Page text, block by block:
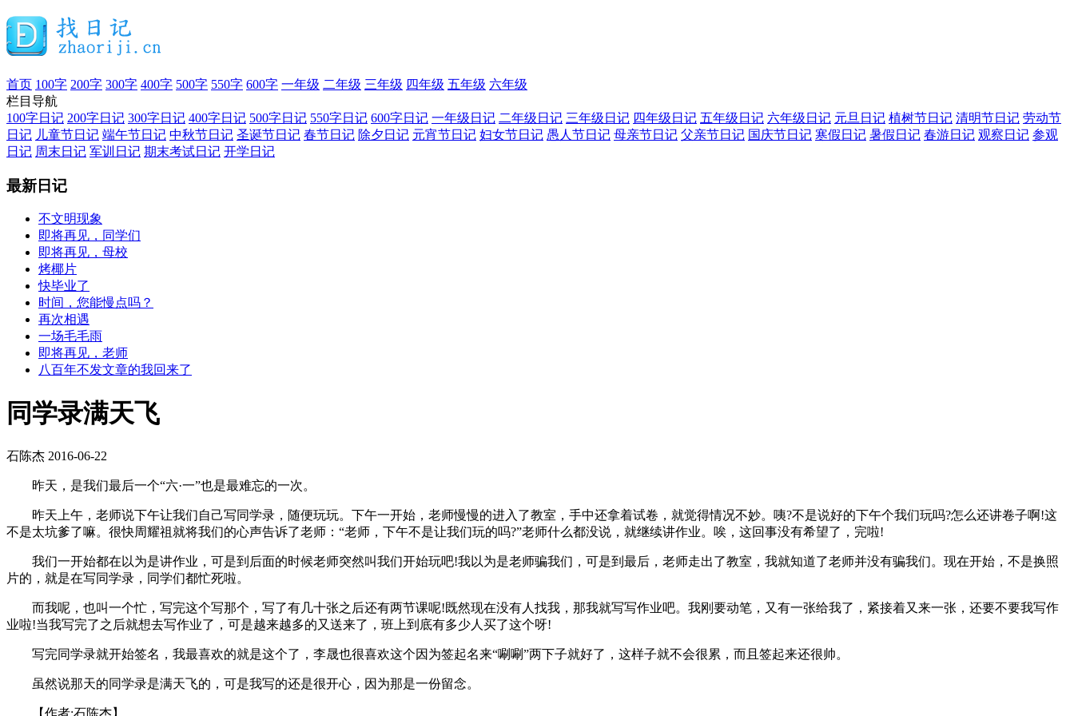
首页 100字 200字 300字 400字 500字 550字 600字 一年级 二年级 三年级 四年级 五年级 六年级
栏目导航
100字日记 200字日记 300字日记 400字日记 500字日记 550字日记 600字日记 一年级日记 二年级日记 三年级日记 四年级日记 五年级日记 六年级日记 元旦日记 植树节日记 清明节日记 劳动节
日记 儿童节日记 端午节日记 中秋节日记 圣诞节日记 春节日记 除夕日记 元宵节日记 妇女节日记 愚人节日记 母亲节日记 父亲节日记 国庆节日记 寒假日记 暑假日记 春游日记 观察日记 参观
日记 周末日记 军训日记 期末考试日记 开学日记
最新日记
不文明现象
即将再见，同学们
即将再见，母校
烤椰片
快毕业了
时间，您能慢点吗？
再次相遇
一场毛毛雨
即将再见，老师
八百年不发文章的我回来了
同学录满天飞
石陈杰 2016-06-22
昨天，是我们最后一个“六·一”也是最难忘的一次。
昨天上午，老师说下午让我们自己写同学录，随便玩玩。下午一开始，老师慢慢的进入了教室，手中还拿着试卷，就觉得情况不妙。咦?不是说好的下午个我们玩吗?怎么还讲卷子啊!这
不是太坑爹了嘛。很快周耀祖就将我们的心声告诉了老师：“老师，下午不是让我们玩的吗?”老师什么都没说，就继续讲作业。唉，这回事没有希望了，完啦!
我们一开始都在以为是讲作业，可是到后面的时候老师突然叫我们开始玩吧!我以为是老师骗我们，可是到最后，老师走出了教室，我就知道了老师并没有骗我们。现在开始，不是换照
片的，就是在写同学录，同学们都忙死啦。
而我呢，也叫一个忙，写完这个写那个，写了有几十张之后还有两节课呢!既然现在没有人找我，那我就写写作业吧。我刚要动笔，又有一张给我了，紧接着又来一张，还要不要我写作
业啦!当我写完了之后就想去写作业了，可是越来越多的又送来了，班上到底有多少人买了这个呀!
写完同学录就开始签名，我最喜欢的就是这个了，李晟也很喜欢这个因为签起名来“唰唰”两下子就好了，这样子就不会很累，而且签起来还很帅。
虽然说那天的同学录是满天飞的，可是我写的还是很开心，因为那是一份留念。